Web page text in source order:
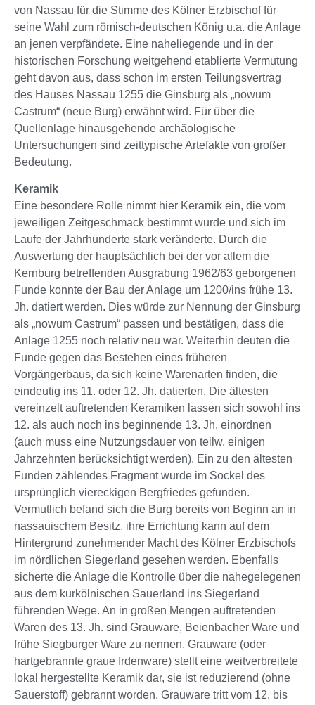
von Nassau für die Stimme des Kölner Erzbischof für
seine Wahl zum römisch-deutschen König u.a. die Anlage
an jenen verpfändete. Eine naheliegende und in der
historischen Forschung weitgehend etablierte Vermutung
geht davon aus, dass schon im ersten Teilungsvertrag
des Hauses Nassau 1255 die Ginsburg als „nowum
Castrum“ (neue Burg) erwähnt wird. Für über die
Quellenlage hinausgehende archäologische
Untersuchungen sind zeittypische Artefakte von großer
Bedeutung.
Keramik
Eine besondere Rolle nimmt hier Keramik ein, die vom
jeweiligen Zeitgeschmack bestimmt wurde und sich im
Laufe der Jahrhunderte stark veränderte. Durch die
Auswertung der hauptsächlich bei der vor allem die
Kernburg betreffenden Ausgrabung 1962/63 geborgenen
Funde konnte der Bau der Anlage um 1200/ins frühe 13.
Jh. datiert werden. Dies würde zur Nennung der Ginsburg
als „nowum Castrum“ passen und bestätigen, dass die
Anlage 1255 noch relativ neu war. Weiterhin deuten die
Funde gegen das Bestehen eines früheren
Vorgängerbaus, da sich keine Warenarten finden, die
eindeutig ins 11. oder 12. Jh. datierten. Die ältesten
vereinzelt auftretenden Keramiken lassen sich sowohl ins
12. als auch noch ins beginnende 13. Jh. einordnen
(auch muss eine Nutzungsdauer von teilw. einigen
Jahrzehnten berücksichtigt werden). Ein zu den ältesten
Funden zählendes Fragment wurde im Sockel des
ursprünglich viereckigen Bergfriedes gefunden.
Vermutlich befand sich die Burg bereits von Beginn an in
nassauischem Besitz, ihre Errichtung kann auf dem
Hintergrund zunehmender Macht des Kölner Erzbischofs
im nördlichen Siegerland gesehen werden. Ebenfalls
sicherte die Anlage die Kontrolle über die nahegelegenen
aus dem kurkölnischen Sauerland ins Siegerland
führenden Wege. An in großen Mengen auftretenden
Waren des 13. Jh. sind Grauware, Beienbacher Ware und
frühe Siegburger Ware zu nennen. Grauware (oder
hartgebrannte graue Irdenware) stellt eine weitverbreitete
lokal hergestellte Keramik dar, sie ist reduzierend (ohne
Sauerstoff) gebrannt worden. Grauware tritt vom 12. bis